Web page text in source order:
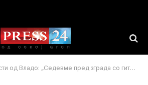
пред зграда со гитара во рацете, не нарекуваа Чаирските романтичари”